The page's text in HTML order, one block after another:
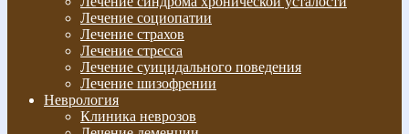
Лечение социопатии
Лечение страхов
Лечение стресса
Лечение суицидального поведения
Лечение шизофрении
Неврология
Клиника неврозов